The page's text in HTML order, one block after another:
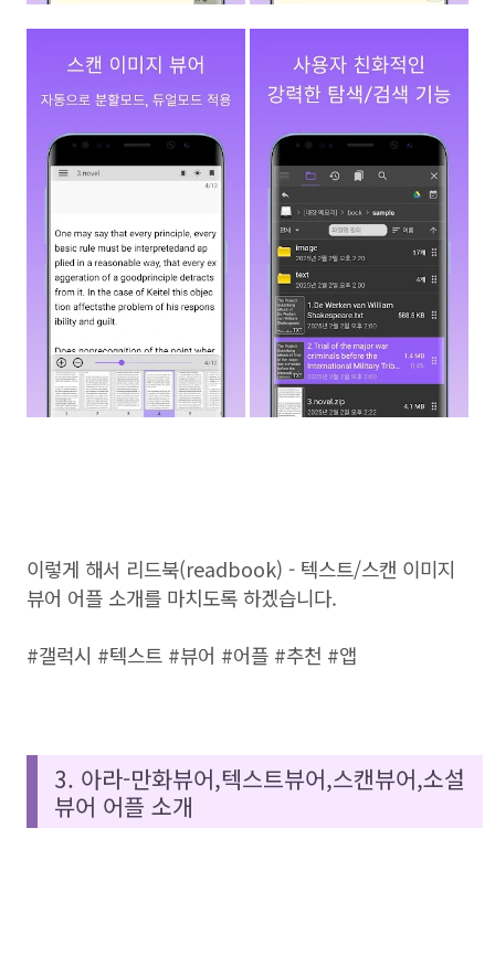
이렇게 해서 리드북(readbook) - 텍스트/스캔 이미지
뷰어 어플 소개를 마치도록 하겠습니다.
#갤럭시 #텍스트 #뷰어 #어플 #추천 #앱
3. 아라-만화뷰어,텍스트뷰어,스캔뷰어,소설
뷰어 어플 소개